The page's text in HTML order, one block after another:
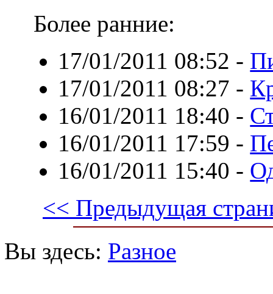
Более ранние:
17/01/2011 08:52 -
17/01/2011 08:27 -
16/01/2011 18:40 -
16/01/2011 17:59 -
16/01/2011 15:40 -
<< Предыдущая
Вы здесь: Разное